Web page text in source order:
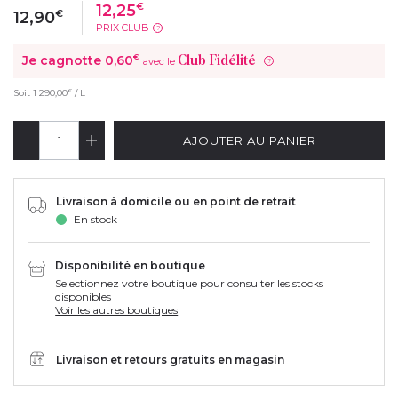
12,90€ 12,25€
PRIX CLUB ?
Je cagnotte 0,60€ avec le Club Fidélité ?
Soit 1 290,00€ / L
AJOUTER AU PANIER
Livraison à domicile ou en point de retrait
En stock
Disponibilité en boutique
Selectionnez votre boutique pour consulter les stocks
disponibles
Voir les autres boutiques
Livraison et retours gratuits en magasin